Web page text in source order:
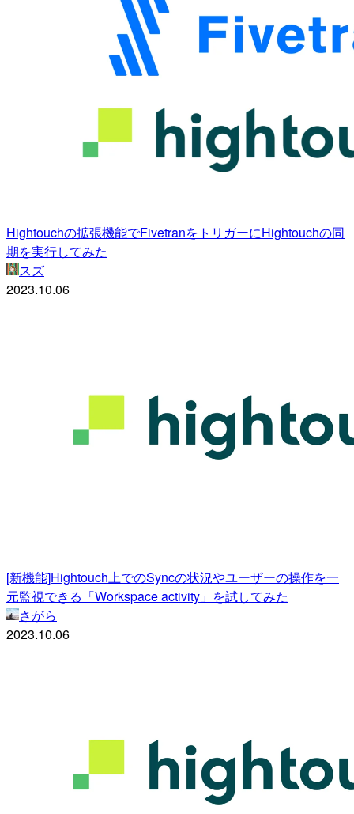
Hightouchの拡張機能でFivetranをトリガーにHightouchの同
期を実行してみた
スズ
2023.10.06
[新機能]Hightouch上でのSyncの状況やユーザーの操作を一
元監視できる「Workspace activity」を試してみた
さがら
2023.10.06